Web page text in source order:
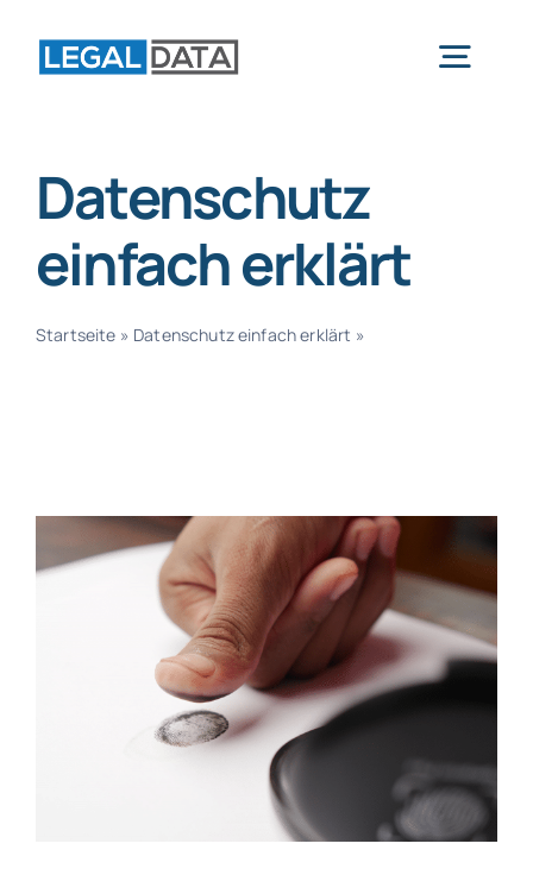
Services
Branchen
Über uns
SmartData
Jetzt absichern
Datenschutz
einfach erklärt
Startseite » Datenschutz einfach erklärt »